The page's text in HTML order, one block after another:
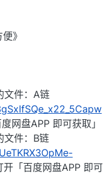
》
文件：A链
网盘APP 即可获取」
文件：B链
开「百度网盘APP 即可